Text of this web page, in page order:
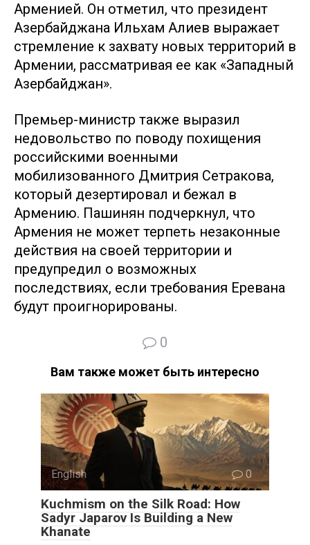
Арменией. Он отметил, что президент
Азербайджана Ильхам Алиев выражает
стремление к захвату новых территорий в
Армении, рассматривая ее как «Западный
Азербайджан».
Премьер-министр также выразил
недовольство по поводу похищения
российскими военными
мобилизованного Дмитрия Сетракова,
который дезертировал и бежал в
Армению. Пашинян подчеркнул, что
Армения не может терпеть незаконные
действия на своей территории и
предупредил о возможных
последствиях, если требования Еревана
будут проигнорированы.
0
Вам также может быть интересно
English 0
Kuchmism on the Silk Road: How
Sadyr Japarov Is Building a New
Khanate